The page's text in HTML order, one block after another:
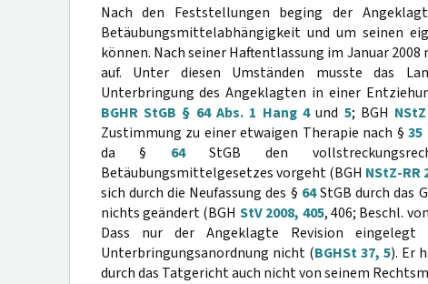
Nach den Feststellungen beging der
Betäubungsmittelabhängigkeit und um seinen
können. Nach seiner Haftentlassung im Januar
auf. Unter diesen Umständen musste das
Unterbringung des Angeklagten in einer
BGHR StGB § 64 Abs. 1 Hang 4und 5; BGH
Zustimmung zu einer etwaigen Therapie nach §35
da § 64StGB den
Betäubungsmittelgesetzes vorgeht (BGH NStZ-RR
sich durch die Neufassung des § 64StGB durch das
nichts geändert (BGH StV 2008, 405, 406; Beschl.
Dass nur der Angeklagte Revision
Unterbringungsanordnung nicht (BGHSt 37, 5). Er
durch das Tatgericht auch nicht von seinem